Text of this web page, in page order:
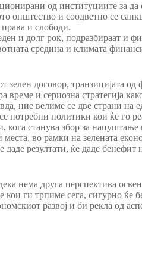
од институциите за да
општество и соодветно се
и слободи.
и долг рок, подразбираат и
средина и климата
договор, транзицијата
и сериозна стратегија
ние велиме се две страни
потребни политики кои ќе го
станува збор за напуштање
во рамки на зелената
резултати, ќе даде
нема друга перспектива
кои ги трпиме сега, сигурно
развој и би рекла од